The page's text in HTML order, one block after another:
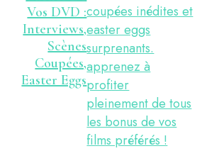
Vos DVD :
Interviews,
Scènes
Coupées,
Easter Eggs